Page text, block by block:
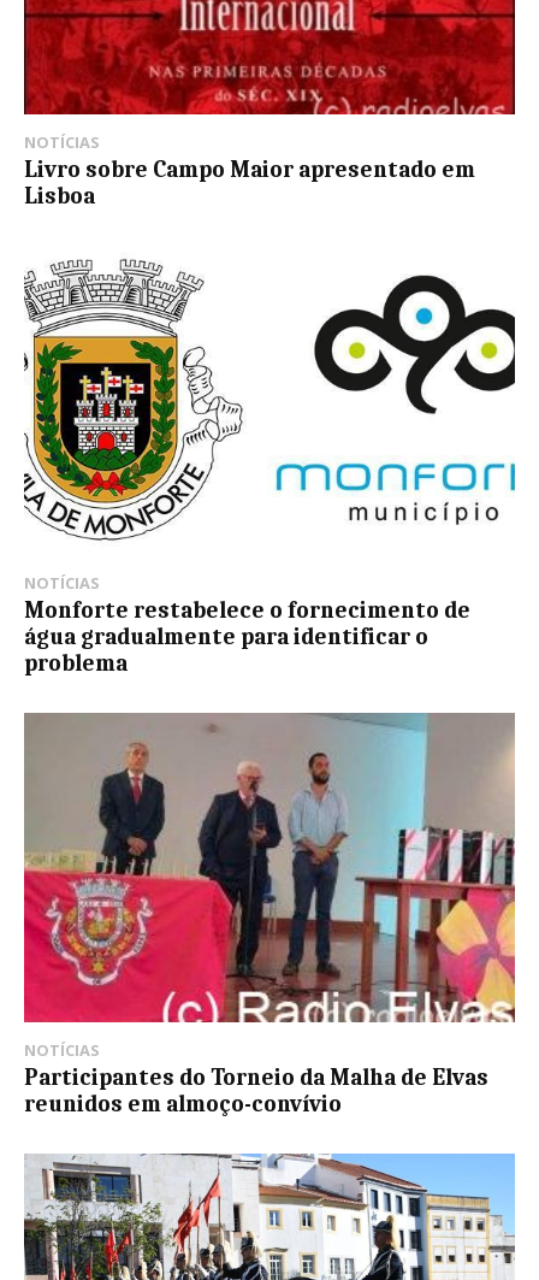
NOTÍCIAS
Livro sobre Campo Maior apresentado em
Lisboa
NOTÍCIAS
Monforte restabelece o fornecimento de
água gradualmente para identificar o
problema
NOTÍCIAS
Participantes do Torneio da Malha de Elvas
reunidos em almoço-convívio